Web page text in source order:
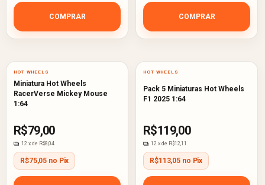
COMPRAR COMPRAR
HOT WHEELS
Miniatura Hot Wheels
RacerVerse Mickey Mouse
1:64
R$79,00
12 x de R$8,04
R$75,05 no Pix
HOT WHEELS
Pack 5 Miniaturas Hot Wheels
F1 2025 1:64
R$119,00
12 x de R$12,11
R$113,05 no Pix